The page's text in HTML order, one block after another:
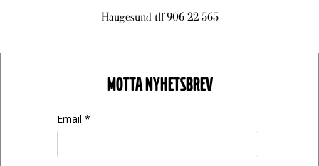
Haugesund tlf 906 22 565
MOTTA NYHETSBREV
Email *